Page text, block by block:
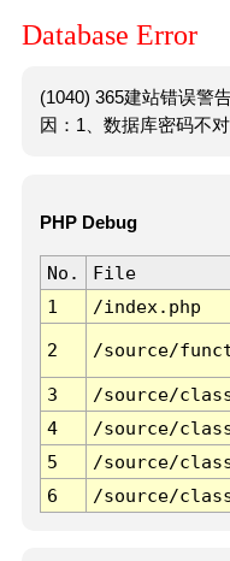
Database Error
(1040) 365建站错误警
因：1、数据库密码不
PHP Debug
No. File
1
/index.php
2 /source/
3 /source/
4
/source/
5
/source/
6
/source/